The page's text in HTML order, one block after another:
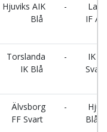
Hjuviks AIK
Blå
-
IF A
Torslanda
IK Blå
-
IK
Svart
Älvsborg
FF Svart
-
Blå